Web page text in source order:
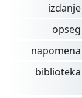
izdanje
opseg
napomena
biblioteka